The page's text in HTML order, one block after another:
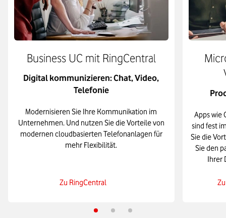
Business UC mit RingCentral
Digital kommunizieren: Chat, Video,
Telefonie
Modernisieren Sie Ihre Kommunikation im
Unternehmen. Und nutzen Sie die Vorteile von
modernen cloudbasierten Telefonanlagen für
mehr Flexibilität.
Zu RingCentral
Apps wie
sind fest
Sie die
Sie den
Ihrer